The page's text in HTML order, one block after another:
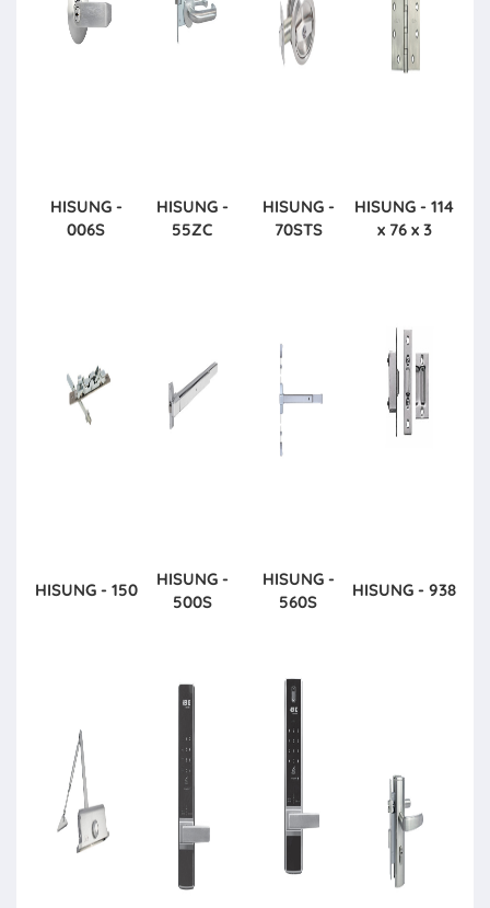
HISUNG -
006S
HISUNG -
55ZC
HISUNG -
70STS
HISUNG - 114
x 76 x 3
HISUNG - 150
HISUNG -
500S
HISUNG -
560S
HISUNG - 938